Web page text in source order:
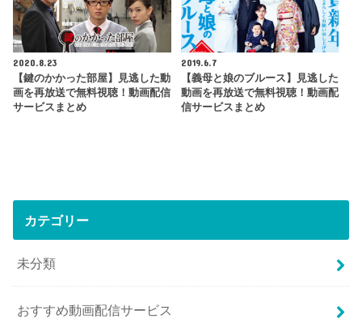
2020.8.23
【鍵のかかった部屋】見逃した動
画を再放送で無料視聴！動画配信
サービスまとめ
2019.6.7
【義母と娘のブルース】見逃した
動画を再放送で無料視聴！動画配
信サービスまとめ
カテゴリー
未分類
おすすめ動画配信サービス